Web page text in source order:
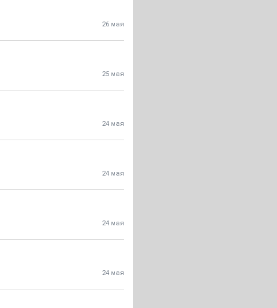
26 мая
25 мая
24 мая
24 мая
24 мая
24 мая